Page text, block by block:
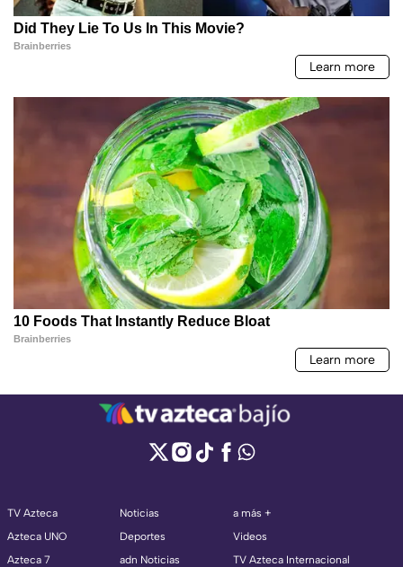
TV Azteca
Azteca UNO
Azteca 7
Noticias
Deportes
adn Noticias
a más +
Videos
TV Azteca Internacional